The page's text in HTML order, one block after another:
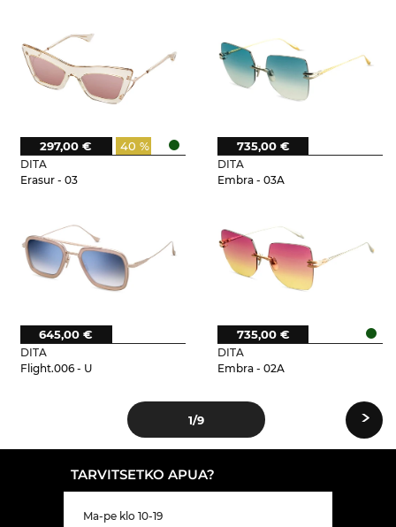
DITA
Erasur - 03
40 %
297,00 €
DITA
Embra - 03A
735,00 €
DITA
Flight.006 - U
645,00 €
DITA
Embra - 02A
735,00 €
1/9 ›
TARVITSETKO APUA?
Ma-pe klo 10-19